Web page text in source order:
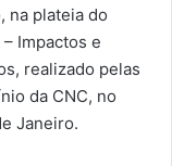
na plateia do
– Impactos e
realizado pelas
da CNC, no
Janeiro.